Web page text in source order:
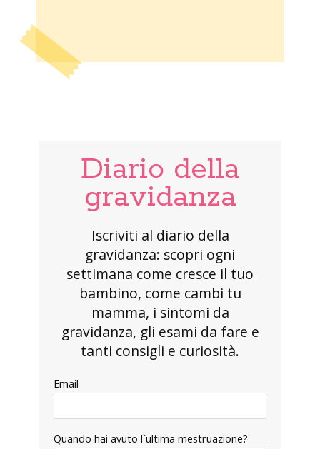
Diario della
gravidanza
Iscriviti al diario della
gravidanza: scopri ogni
settimana come cresce il tuo
bambino, come cambi tu
mamma, i sintomi da
gravidanza, gli esami da fare e
tanti consigli e curiosità.
Email
Quando hai avuto l`ultima mestruazione?